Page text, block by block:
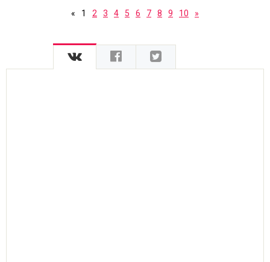
« 1 2 3 4 5 6 7 8 9 10 »